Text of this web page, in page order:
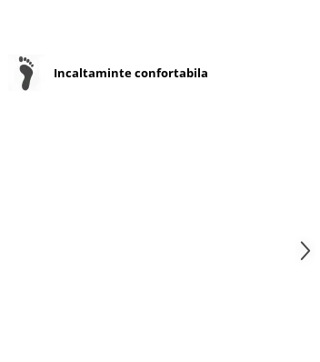
Incaltaminte confortabila